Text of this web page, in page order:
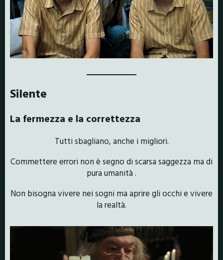
Silente
La fermezza e la correttezza
Tutti sbagliano, anche i migliori.
Commettere errori non è segno di scarsa saggezza ma di
pura umanità .
Non bisogna vivere nei sogni ma aprire gli occhi e vivere
la realtà.